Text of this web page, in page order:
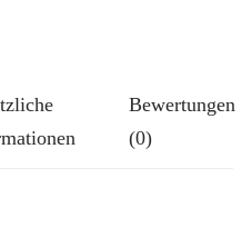
Bewertungen
(0)